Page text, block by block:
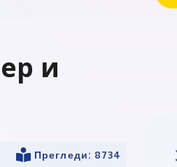
и
Прегледи: 8734